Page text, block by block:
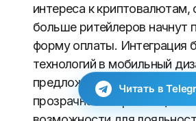
интереса к
больше ритейлеров начнут
форму оплаты. Интеграция
технологий в мобильный
предложить улучшенную
прозрачность транзакций и
Читать в